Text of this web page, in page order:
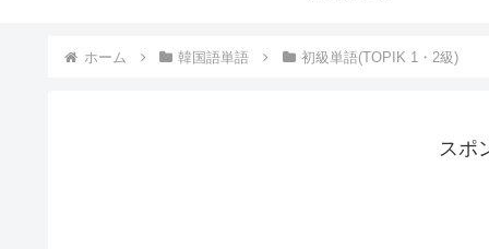
ホーム 韓国語単語 初級単語(TOPIK 1・2級)
スポ